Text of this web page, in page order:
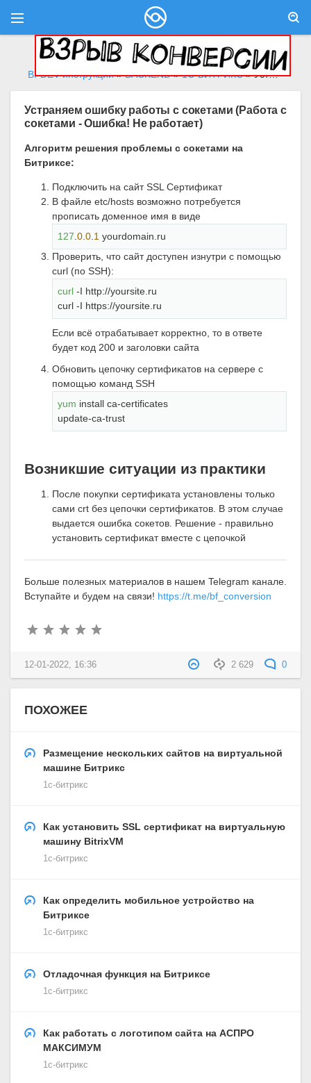
BFDEV инструкции»BACKEND»1С-БИТРИКС» Устраняем ошибку работы с сокетами (Работа с сокетами - Ошибка! Не работает)
Устраняем ошибку работы с сокетами (Работа с
сокетами - Ошибка! Не работает)
Алгоритм решения проблемы с сокетами на
Битриксе:
Подключить на сайт SSL Сертификат
В файле etc/hosts возможно потребуется
прописать доменное имя в виде
127.0.0.1 yourdomain.ru
Проверить, что сайт доступен изнутри с помощью
curl (по SSH):
curl -I http://yoursite.ru
curl -I https://yoursite.ru
Если всё отрабатывает корректно, то в ответе
будет код 200 и заголовки сайта
Обновить цепочку сертификатов на сервере с
помощью команд SSH
yum install ca-certificates
update-ca-trust
Возникшие ситуации из практики
После покупки сертификата установлены только
сами crt без цепочки сертификатов. В этом случае
выдается ошибка сокетов. Решение - правильно
установить сертификат вместе с цепочкой
Больше полезных материалов в нашем Telegram канале.
Вступайте и будем на связи! https://t.me/bf_conversion
2 629 0
12-01-2022, 16:36
ПОХОЖЕЕ
Размещение нескольких сайтов на виртуальной
машине Битрикс
1с-битрикс
Как установить SSL сертификат на виртуальную
машину BitrixVM
1с-битрикс
Как определить мобильное устройство на
Битриксе
1с-битрикс
Отладочная функция на Битриксе
1с-битрикс
Как работать с логотипом сайта на АСПРО
МАКСИМУМ
1с-битрикс